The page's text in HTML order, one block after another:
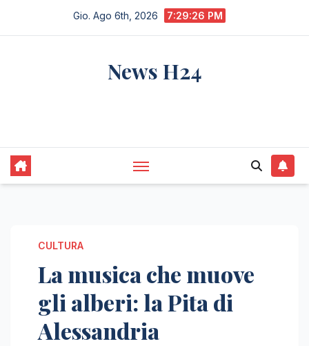
Gio. Ago 6th, 2026 7:29:27 PM
News H24
CULTURA
La musica che muove
gli alberi: la Pita di
Alessandria